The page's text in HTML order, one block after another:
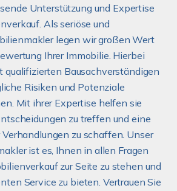
Unterstützung und Expertise
Als seriöse und
legen wir großen Wert
Ihrer Immobilie. Hierbei
qualifizierten Bausachverständigen
Risiken und Potenziale
Mit ihrer Expertise helfen sie
zu treffen und eine
Verhandlungen zu schaffen. Unser
ist es, Ihnen in allen Fragen
zur Seite zu stehen und
Service zu bieten. Vertrauen Sie